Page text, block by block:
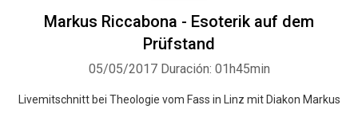
Markus Riccabona - Esoterik auf dem
Prüfstand
05/05/2017 Duración: 01h45min
Livemitschnitt bei Theologie vom Fass in Linz mit Diakon Markus